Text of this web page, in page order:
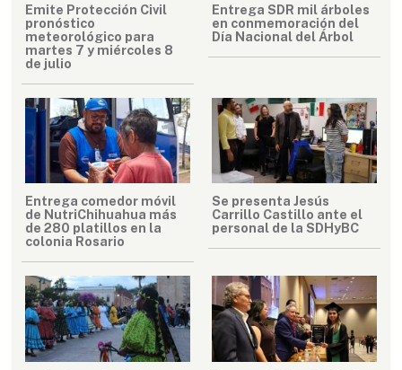
Emite Protección Civil
pronóstico
meteorológico para
martes 7 y miércoles 8
de julio
Entrega SDR mil árboles
en conmemoración del
Día Nacional del Árbol
Entrega comedor móvil
de NutriChihuahua más
de 280 platillos en la
colonia Rosario
Se presenta Jesús
Carrillo Castillo ante el
personal de la SDHyBC